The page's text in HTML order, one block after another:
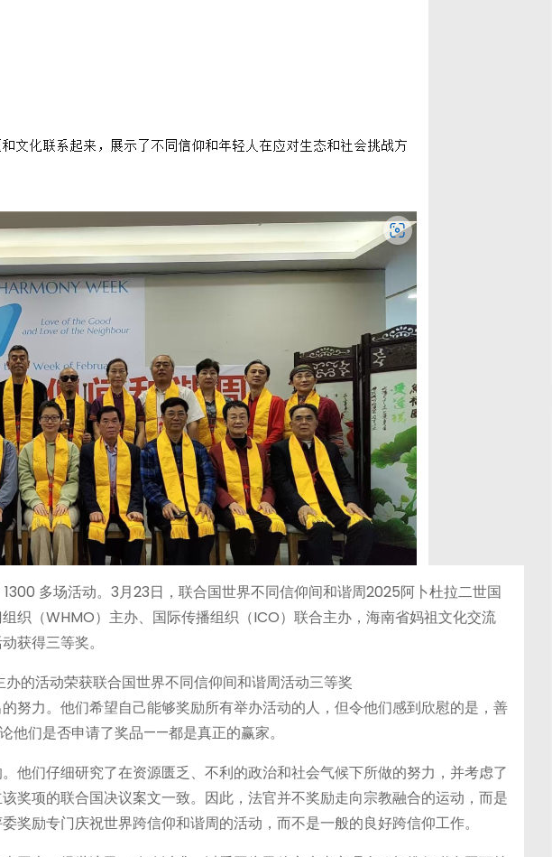
多场活动。3月23日，联合国世界不同信仰间和谐周2025阿卜杜拉二世国
织（WHMO）主办、国际传播组织（ICO）联合主办，海南省妈祖文化交流
获得三等奖。
努力。他们希望自己能够奖励所有举办活动的人，但令他们感到欣慰的是，善
们是否申请了奖品——都是真正的赢家。
他们仔细研究了在资源匮乏、不利的政治和社会气候下所做的努力，并考虑了
奖项的联合国决议案文一致。因此，法官并不奖励走向宗教融合的运动，而是
奖励专门庆祝世界跨信仰和谐周的活动，而不是一般的良好跨信仰工作。